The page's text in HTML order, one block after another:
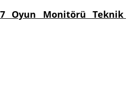
Oyun Monitörü Teknik